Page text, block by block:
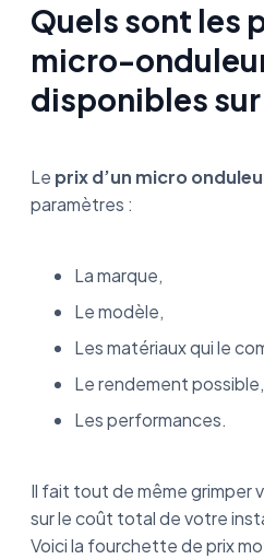
Quels sont les
micro-
disponibles sur
Le prix d’un micro
paramètres :
La marque,
Le modèle,
Les matériaux qui le
Le rendement possible,
Les performances.
Il fait tout de même grimper
sur le coût total de votre
Voici la fourchette de prix